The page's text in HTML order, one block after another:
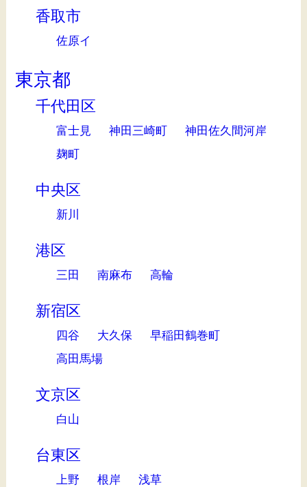
香取市
佐原イ
東京都
千代田区
富士見 神田三崎町
神田佐久間河岸
麹町
中央区
新川
港区
三田 南麻布 高輪
新宿区
四谷 大久保
早稲田鶴巻町
高田馬場
文京区
白山
台東区
上野 根岸 浅草